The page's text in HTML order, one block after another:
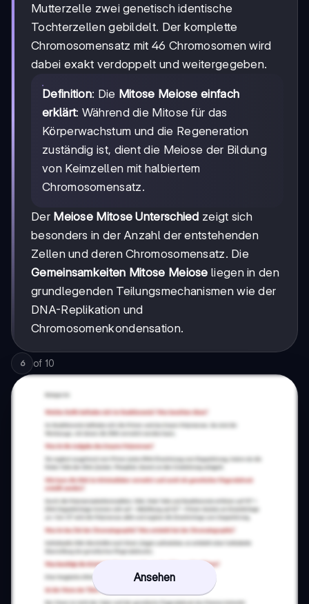
Mutterzelle zwei genetisch identische
Tochterzellen gebildelt. Der komplette
Chromosomensatz mit 46 Chromosomen wird
dabei exakt verdoppelt und weitergegeben.
Definition: Die Mitose Meiose einfach
erklärt: Während die Mitose für das
Körperwachstum und die Regeneration
zuständig ist, dient die Meiose der Bildung
von Keimzellen mit halbiertem
Chromosomensatz.
Der Meiose Mitose Unterschied zeigt sich
besonders in der Anzahl der entstehenden
Zellen und deren Chromosomensatz. Die
Gemeinsamkeiten Mitose Meiose liegen in den
grundlegenden Teilungsmechanismen wie der
DNA-Replikation und
Chromosomenkondensation.
6 of 10
Ansehen